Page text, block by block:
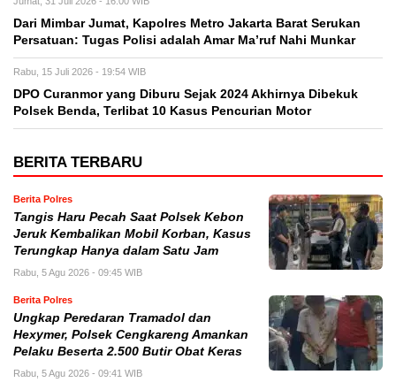
Dari Mimbar Jumat, Kapolres Metro Jakarta Barat Serukan
Persatuan: Tugas Polisi adalah Amar Ma’ruf Nahi Munkar
Rabu, 15 Juli 2026 - 19:54 WIB
DPO Curanmor yang Diburu Sejak 2024 Akhirnya Dibekuk
Polsek Benda, Terlibat 10 Kasus Pencurian Motor
BERITA TERBARU
Berita Polres
Tangis Haru Pecah Saat Polsek Kebon
Jeruk Kembalikan Mobil Korban, Kasus
Terungkap Hanya dalam Satu Jam
Rabu, 5 Agu 2026 - 09:45 WIB
Berita Polres
Ungkap Peredaran Tramadol dan
Hexymer, Polsek Cengkareng Amankan
Pelaku Beserta 2.500 Butir Obat Keras
Rabu, 5 Agu 2026 - 09:41 WIB